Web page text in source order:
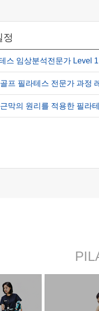
정
스 임상분석전문가 Level
프 필라테스 전문가 과정
막의 원리를 적용한 필라